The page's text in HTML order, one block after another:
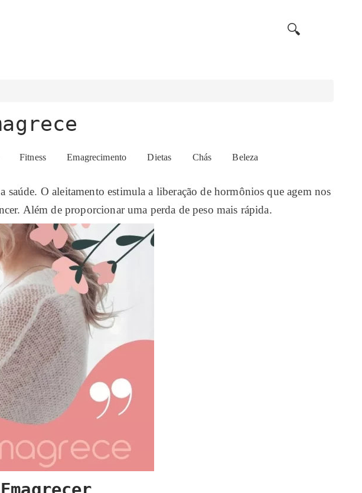
🔍
Fitness Emagrecimento Dietas Chás Beleza
O aleitamento estimula a liberação de hormônios que agem nos
Além de proporcionar uma perda de peso mais rápida.